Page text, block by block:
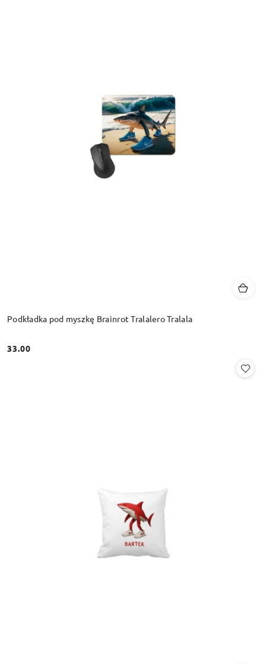
Podkładka pod myszkę Brainrot Tralalero Tralala
Cena:
33.00